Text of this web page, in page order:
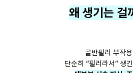
왜 생기는 걸
골반필러 부작
단순히 “필러라서” 생